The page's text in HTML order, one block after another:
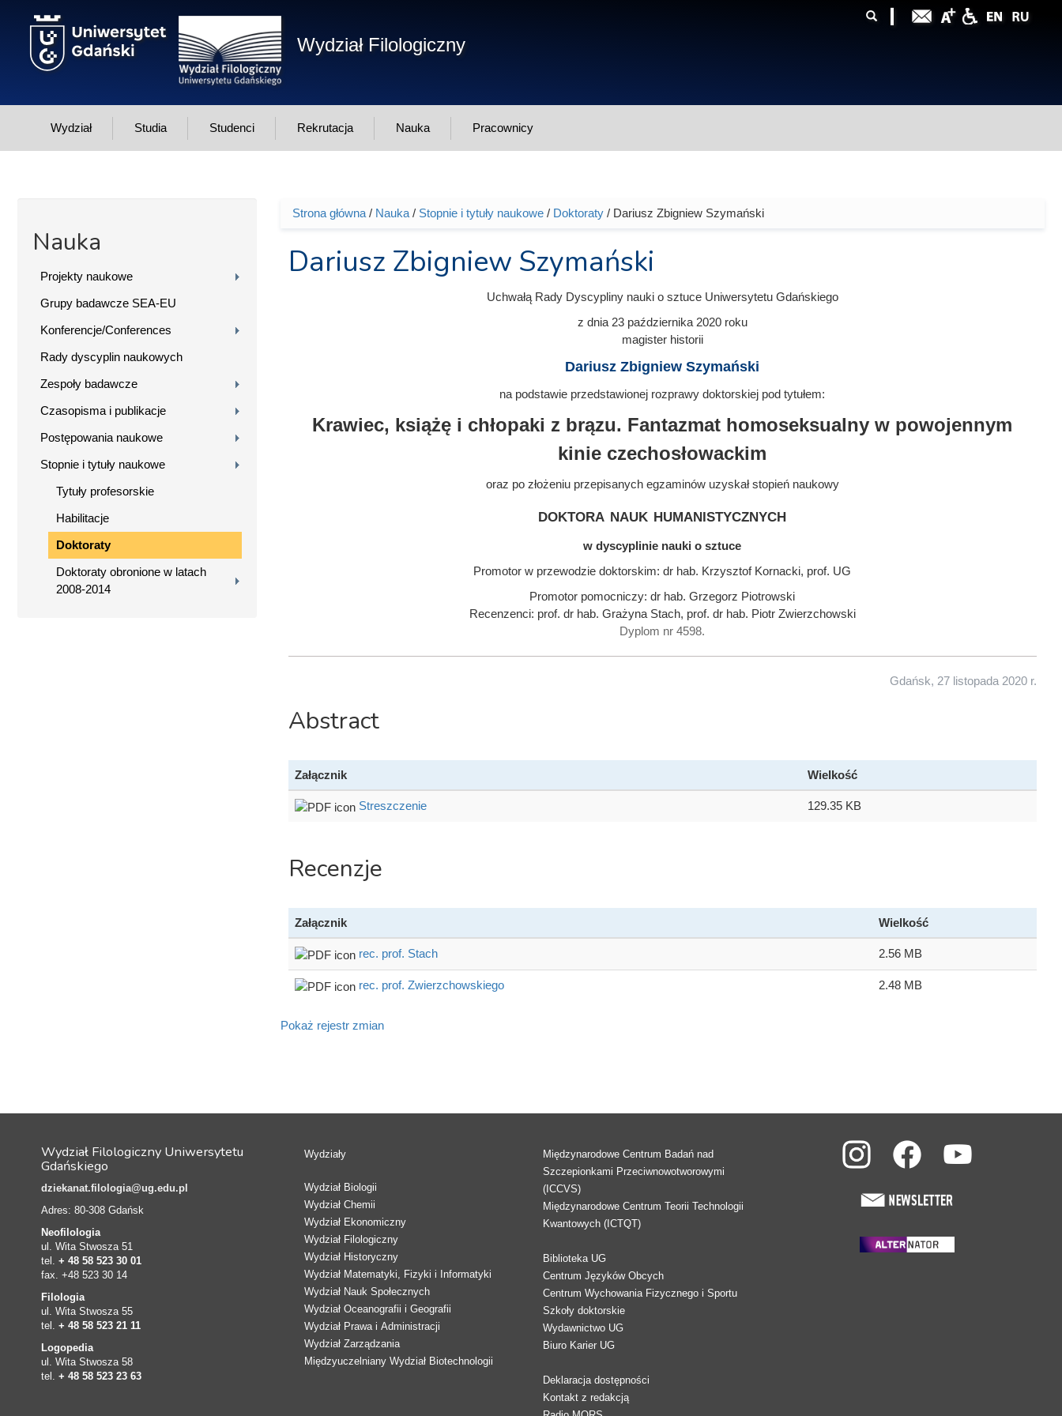
Wydział Filologiczny
Wydział Studia Studenci Rekrutacja Nauka Pracownicy
Nauka
Projekty naukowe
Grupy badawcze SEA-EU
Konferencje/Conferences
Rady dyscyplin naukowych
Zespoły badawcze
Czasopisma i publikacje
Postępowania naukowe
Stopnie i tytuły naukowe
Tytuły profesorskie
Habilitacje
Doktoraty
Doktoraty obronione w latach
2008-2014
Jesteś tutaj
Strona główna/ Nauka/ Stopnie i tytuły naukowe/ Doktoraty/ Dariusz Zbigniew Szymański
Dariusz Zbigniew Szymański
Uchwałą Rady Dyscypliny nauki o sztuce Uniwersytetu Gdańskiego
z dnia 23 października 2020roku
magister historii
Dariusz Zbigniew Szymański
na podstawie przedstawionej rozprawy doktorskiej pod tytułem:
Krawiec, książę i chłopaki z brązu. Fantazmat homoseksualny w powojennym
kinie czechosłowackim
oraz po złożeniu przepisanych egzaminów uzyskał stopień naukowy
doktora nauk humanistycznych
w dyscyplinie nauki o sztuce
Promotor w przewodzie doktorskim: dr hab. Krzysztof Kornacki, prof. UG
Promotor pomocniczy: dr hab. Grzegorz Piotrowski
Recenzenci: prof. dr hab. Grażyna Stach, prof. dr hab. Piotr Zwierzchowski
Dyplom nr 4598.
Gdańsk, 27 listopada 2020 r.
Abstract
Załącznik Wielkość
Streszczenie 129.35 KB
Recenzje
Załącznik Wielkość
rec. prof. Stach 2.56 MB
rec. prof. Zwierzchowskiego 2.48 MB
Pokaż rejestr zmian
Wydział Filologiczny Uniwersytetu
Gdańskiego
dziekanat.filologia@ug.edu.pl
Adres: 80-308 Gdańsk
Neofilologia
ul. Wita Stwosza 51
tel. + 48 58 523 30 01
fax. +48 523 30 14
Filologia
ul. Wita Stwosza 55
tel. + 48 58 523 21 11
Logopedia
ul. Wita Stwosza 58
tel. + 48 58 523 23 63
Wydziały
Wydział Biologii
Wydział Chemii
Wydział Ekonomiczny
Wydział Filologiczny
Wydział Historyczny
Wydział Matematyki, Fizyki i Informatyki
Wydział Nauk Społecznych
Wydział Oceanografii i Geografii
Wydział Prawa i Administracji
Wydział Zarządzania
Międzyuczelniany Wydział Biotechnologii
Międzynarodowe Centrum Badań nad
Szczepionkami Przeciwnowotworowymi
(ICCVS)
Międzynarodowe Centrum Teorii Technologii
Kwantowych (ICTQT)
Biblioteka UG
Centrum Języków Obcych
Centrum Wychowania Fizycznego i Sportu
Szkoły doktorskie
Wydawnictwo UG
Biuro Karier UG
Deklaracja dostępności
Kontakt z redakcją